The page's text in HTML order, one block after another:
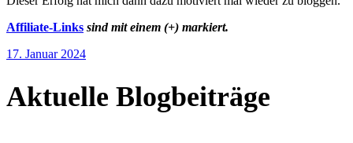
Affiliate-Links sind mit einem (+) markiert.
17. Januar 2024
Aktuelle Blogbeiträge